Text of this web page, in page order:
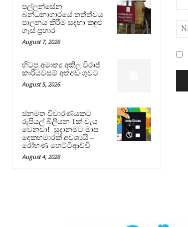
පල්ලන්සේන
බන්ධනාගාරයේ තත්ත්වය
පාලනය කිරීම සඳහා කඳුළු
ගෑස් ප්‍රහාර
August 7, 2026
හිටපු අමාත්‍ය අකිල විරාජ්
කාරියවසම් අත්අඩංගුවට
August 5, 2026
ජනමත විචාරණයකට
රුපියල් බිලියන 1ක් වැය
වෙනවා! සූදානමට මාස
දෙකහමාරක් අවශ්‍යයි –
රෝහණ හෙට්ටිආච්චි
August 4, 2026